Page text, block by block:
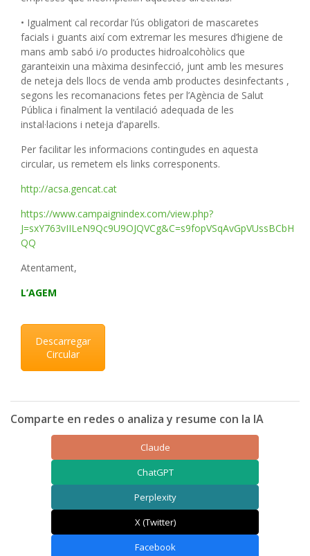
• Igualment cal recordar l’ús obligatori de mascaretes
facials i guants així com extremar les mesures d’higiene de
mans amb sabó i/o productes hidroalcohòlics que
garanteixin una màxima desinfecció, junt amb les mesures
de neteja dels llocs de venda amb productes desinfectants ,
segons les recomanacions fetes per l’Agència de Salut
Pública i finalment la ventilació adequada de les
instal·lacions i neteja d’aparells.
Per facilitar les informacions contingudes en aquesta
circular, us remetem els links corresponents.
http://acsa.gencat.cat
https://www.campaignindex.com/view.php?
J=sxY763vIILeN9Qc9U9OJQVCg&C=s9fopVSqAvGpVUssBCbH
QQ
Atentament,
L’AGEM
Descarregar
Circular
Comparte en redes o analiza y resume con la IA
Claude
ChatGPT
Perplexity
X (Twitter)
Facebook